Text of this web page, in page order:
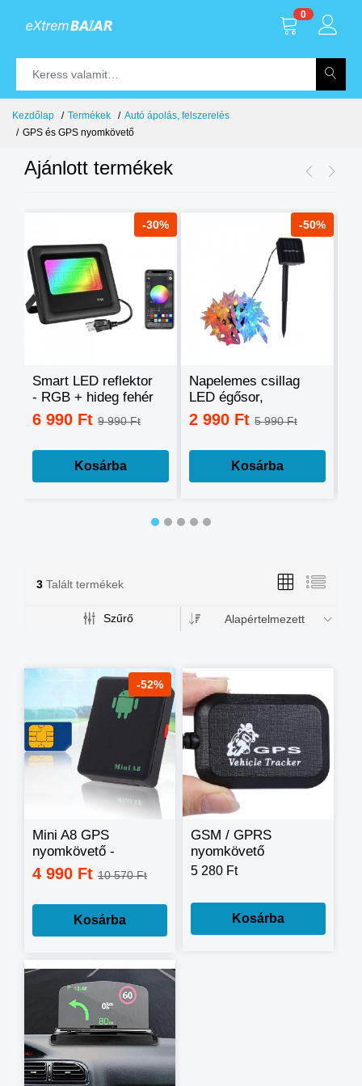
0
Kezdőlap Termékek
Autó ápolás, felszerelés
GPS és GPS nyomkövető
Ajánlott termékek
-30%
Smart LED reflektor
- RGB + hideg fehér
+ meleg fehér, okos
telefonnal
6 990 Ft 9 990 Ft
Kosárba
-50%
Napelemes csillag
LED égősor,
fényfüzér
2 990 Ft 5 990 Ft
Kosárba
3 Talált termékek
Szűrő Alapértelmezett
-52%
Mini A8 GPS
nyomkövető -
kártyafüggetlen
4 990 Ft 10 570 Ft
Kosárba
GSM / GPRS
nyomkövető
5 280 Ft
Kosárba